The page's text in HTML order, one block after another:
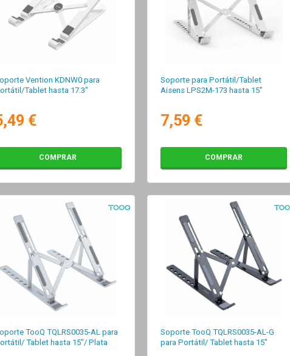
Vention KDNW0 para
Tablet hasta 17.3"
€
COMPRAR
Soporte para Portátil/Tablet
Aisens LPS2M-173 hasta 15"
7,59 €
COMPRAR
TooQ TQLRS0035-AL para
Tablet hasta 15"/ Plata
Soporte TooQ TQLRS0035-AL-G
para Portátil/ Tablet hasta 15"